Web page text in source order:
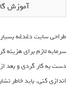
آموزش
طراحی سایت دغدغه
سرمایه لازم برای هزینه
دست به کار گردی و بعد
اندازی کنی. باید خاطر